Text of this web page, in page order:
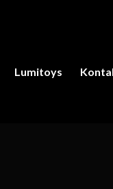
Lumitoys